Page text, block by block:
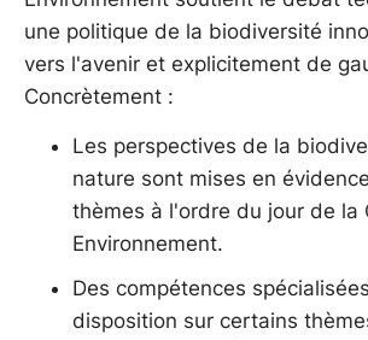
une politique de la biodiversité
vers l'avenir et explicitement de
Concrètement :
Les perspectives de la
nature sont mises en
thèmes à l'ordre du jour de la
Environnement.
Des compétences
disposition sur certains